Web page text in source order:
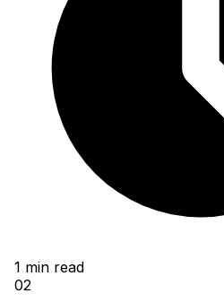
1 min read
02